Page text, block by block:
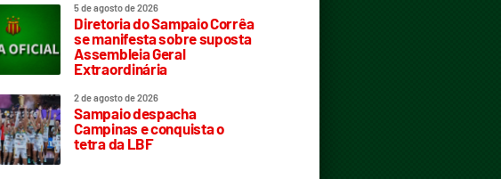
5 de agosto de 2026
Diretoria do Sampaio Corrêa
se manifesta sobre suposta
Assembleia Geral
Extraordinária
2 de agosto de 2026
Sampaio despacha
Campinas e conquista o
tetra da LBF